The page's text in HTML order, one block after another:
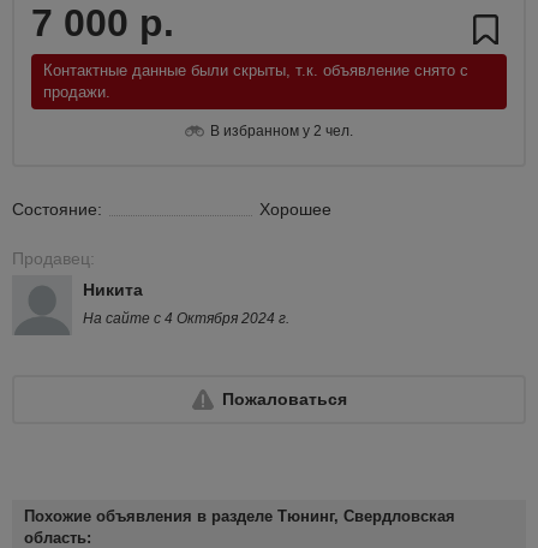
7 000 р.
Контактные данные были скрыты, т.к. объявление снято с
продажи.
В избранном у 2 чел.
Состояние: Хорошее
Продавец:
Никита
На сайте с 4 Октября 2024 г.
Пожаловаться
Похожие объявления в разделе Тюнинг, Свердловская
область: